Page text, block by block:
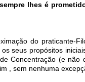
lhes é
do praticante-
seus propósitos
Concentração (e não
, sem nenhuma